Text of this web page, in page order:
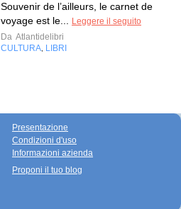
Souvenir de l’ailleurs, le carnet de
voyage est le...
Leggere il seguito
Da Atlantidelibri
CULTURA LIBRI
Presentazione
Condizioni d'uso
Informazioni azienda
Proponi il tuo blog